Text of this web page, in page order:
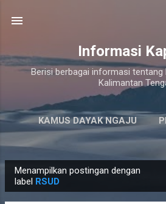
Informasi
Berisi berbagai informasi tentang
Kalimantan
KAMUS DAYAK NGAJU
LAINNYA…
o
Menampilkan postingan dengan
label RSUD